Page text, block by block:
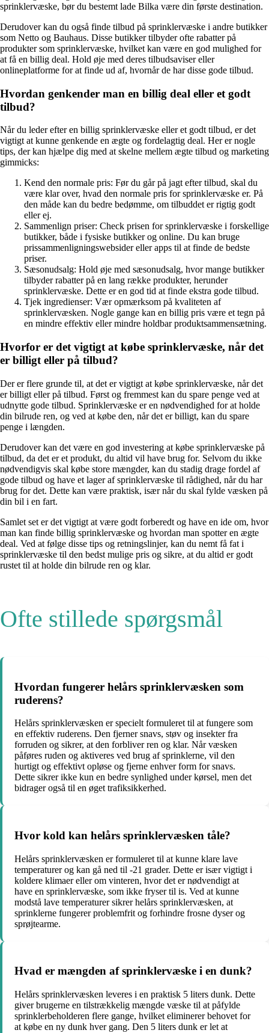
sprinklervæske, bør du bestemt lade Bilka være din første destination.
Derudover kan du også finde tilbud på sprinklervæske i andre butikker
som Netto og Bauhaus. Disse butikker tilbyder ofte rabatter på
produkter som sprinklervæske, hvilket kan være en god mulighed for
at få en billig deal. Hold øje med deres tilbudsaviser eller
onlineplatforme for at finde ud af, hvornår de har disse gode tilbud.
Hvordan genkender man en billig deal eller et godt
tilbud?
Når du leder efter en billig sprinklervæske eller et godt tilbud, er det
vigtigt at kunne genkende en ægte og fordelagtig deal. Her er nogle
tips, der kan hjælpe dig med at skelne mellem ægte tilbud og marketing
gimmicks:
Kend den normale pris: Før du går på jagt efter tilbud, skal du
være klar over, hvad den normale pris for sprinklervæske er. På
den måde kan du bedre bedømme, om tilbuddet er rigtig godt
eller ej.
Sammenlign priser: Check prisen for sprinklervæske i forskellige
butikker, både i fysiske butikker og online. Du kan bruge
prissammenligningswebsider eller apps til at finde de bedste
priser.
Sæsonudsalg: Hold øje med sæsonudsalg, hvor mange butikker
tilbyder rabatter på en lang række produkter, herunder
sprinklervæske. Dette er en god tid at finde ekstra gode tilbud.
Tjek ingredienser: Vær opmærksom på kvaliteten af
sprinklervæsken. Nogle gange kan en billig pris være et tegn på
en mindre effektiv eller mindre holdbar produktsammensætning.
Hvorfor er det vigtigt at købe sprinklervæske, når det
er billigt eller på tilbud?
Der er flere grunde til, at det er vigtigt at købe sprinklervæske, når det
er billigt eller på tilbud. Først og fremmest kan du spare penge ved at
udnytte gode tilbud. Sprinklervæske er en nødvendighed for at holde
din bilrude ren, og ved at købe den, når det er billigt, kan du spare
penge i længden.
Derudover kan det være en god investering at købe sprinklervæske på
tilbud, da det er et produkt, du altid vil have brug for. Selvom du ikke
nødvendigvis skal købe store mængder, kan du stadig drage fordel af
gode tilbud og have et lager af sprinklervæske til rådighed, når du har
brug for det. Dette kan være praktisk, især når du skal fylde væsken på
din bil i en fart.
Samlet set er det vigtigt at være godt forberedt og have en ide om, hvor
man kan finde billig sprinklervæske og hvordan man spotter en ægte
deal. Ved at følge disse tips og retningslinjer, kan du nemt få fat i
sprinklervæske til den bedst mulige pris og sikre, at du altid er godt
rustet til at holde din bilrude ren og klar.
Ofte stillede spørgsmål
Hvordan fungerer helårs sprinklervæsken som
ruderens?
Helårs sprinklervæsken er specielt formuleret til at fungere som
en effektiv ruderens. Den fjerner snavs, støv og insekter fra
forruden og sikrer, at den forbliver ren og klar. Når væsken
påføres ruden og aktiveres ved brug af sprinklerne, vil den
hurtigt og effektivt opløse og fjerne enhver form for snavs.
Dette sikrer ikke kun en bedre synlighed under kørsel, men det
bidrager også til en øget trafiksikkerhed.
Hvor kold kan helårs sprinklervæsken tåle?
Helårs sprinklervæsken er formuleret til at kunne klare lave
temperaturer og kan gå ned til -21 grader. Dette er især vigtigt i
koldere klimaer eller om vinteren, hvor det er nødvendigt at
have en sprinklervæske, som ikke fryser til is. Ved at kunne
modstå lave temperaturer sikrer helårs sprinklervæsken, at
sprinklerne fungerer problemfrit og forhindre frosne dyser og
sprøjtearme.
Hvad er mængden af sprinklervæske i en dunk?
Helårs sprinklervæsken leveres i en praktisk 5 liters dunk. Dette
giver brugerne en tilstrækkelig mængde væske til at påfylde
sprinklerbeholderen flere gange, hvilket eliminerer behovet for
at købe en ny dunk hver gang. Den 5 liters dunk er let at